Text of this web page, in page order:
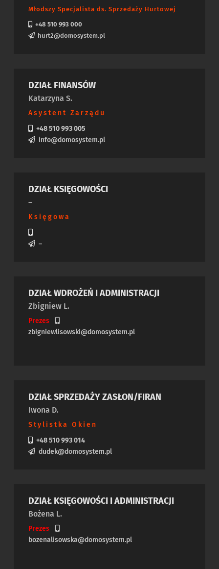
Młodszy Specjalista ds. Sprzedaży Hurtowej
+48 510 993 000
hurt2@domosystem.pl
DZIAŁ FINANSÓW
Katarzyna S.
Asystent Zarządu
+48 510 993 005
info@domosystem.pl
DZIAŁ KSIĘGOWOŚCI
–
Księgowa
–
DZIAŁ WDROŻEŃ I ADMINISTRACJI
Zbigniew L.
Prezes
zbigniewlisowski@domosystem.pl
DZIAŁ SPRZEDAŻY ZASŁON/FIRAN
Iwona D.
Stylistka Okien
+48 510 993 014
dudek@domosystem.pl
DZIAŁ KSIĘGOWOŚCI I ADMINISTRACJI
Bożena L.
Prezes
bozenalisowska@domosystem.pl